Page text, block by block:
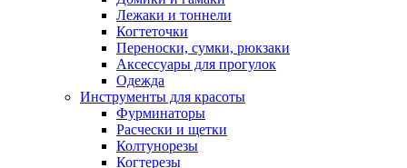
Лежаки и тоннели
Когтеточки
Переноски, сумки, рюкзаки
Аксессуары для прогулок
Одежда
Инструменты для красоты
Фурминаторы
Расчески и щетки
Колтунорезы
Когтерезы